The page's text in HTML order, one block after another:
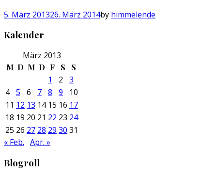
5. März 201326. März 2014by himmelende
Kalender
März 2013
M D M D F S S
1 2
3
4 5 6 7 8 9
10
11 12 13 14 15 16 17
18 19 20 21 22 23 24
25 26 27 28 29 30 31
« Feb. Apr. »
Blogroll